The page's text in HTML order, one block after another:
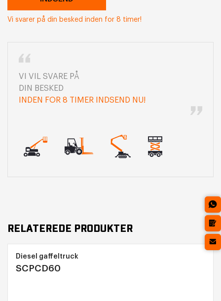
Vi svarer på din besked inden for 8 timer!
VI VIL SVARE PÅ
DIN BESKED
INDEN FOR 8 TIMER INDSEND NU!
RELATEREDE PRODUKTER
Diesel gaffeltruck
SCPCD60